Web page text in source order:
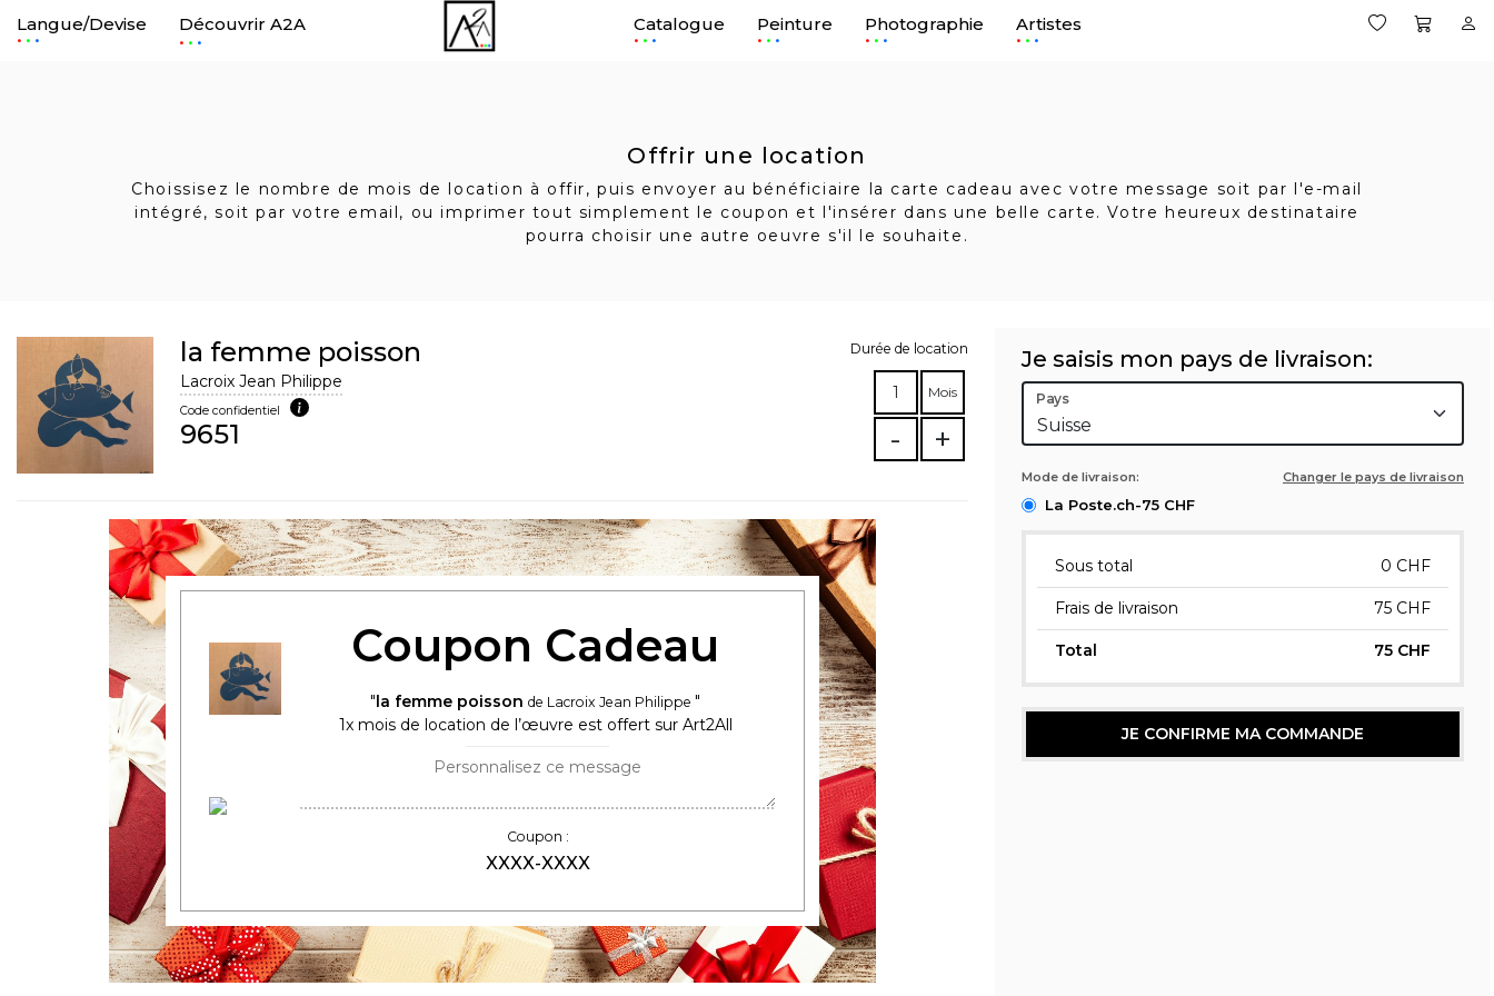
Langue/Devise
. Découvrir A2A
. Catalogue
. Peinture
. Photographie
. Artistes
.
Offrir une location
Choissisez le nombre de mois de location à offir, puis envoyer au bénéficiaire la carte cadeau avec votre message soit par l'e-mail
intégré, soit par votre email, ou imprimer tout simplement le coupon et l'insérer dans une belle carte. Votre heureux destinataire
pourra choisir une autre oeuvre s'il le souhaite.
la femme poisson
Lacroix Jean Philippe
Code confidentiel
9651
Durée de location
1 Mois
- +
Coupon Cadeau
la femme poisson de Lacroix Jean Philippe
1x mois de location de l’œuvre est offert sur Art2All
Coupon :
XXXX-XXXX
Je saisis mon pays de livraison:
Pays
Mode de livraison: Changer le pays de livraison
La Poste.ch-75 CHF
Sous total 0 CHF
Frais de livraison 75 CHF
Total 75 CHF
JE CONFIRME MA COMMANDE